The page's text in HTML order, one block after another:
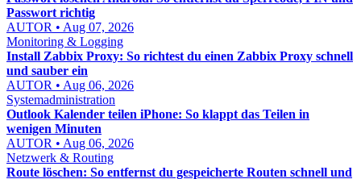
Passwort richtig
AUTOR • Aug 07, 2026
Monitoring & Logging
Install Zabbix Proxy: So richtest du einen Zabbix Proxy schnell
und sauber ein
AUTOR • Aug 06, 2026
Systemadministration
Outlook Kalender teilen iPhone: So klappt das Teilen in
wenigen Minuten
AUTOR • Aug 06, 2026
Netzwerk & Routing
Route löschen: So entfernst du gespeicherte Routen schnell und